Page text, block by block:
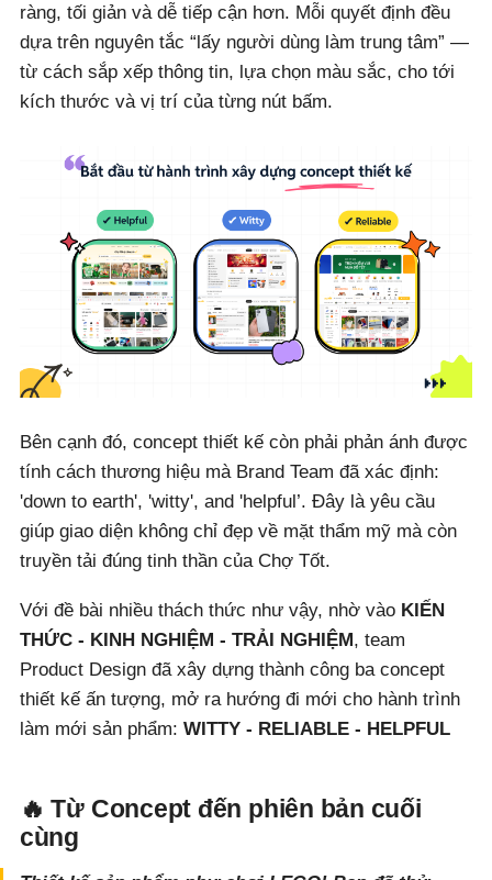
ràng, tối giản và dễ tiếp cận hơn. Mỗi quyết định đều
dựa trên nguyên tắc “lấy người dùng làm trung tâm” —
từ cách sắp xếp thông tin, lựa chọn màu sắc, cho tới
kích thước và vị trí của từng nút bấm.
Bên cạnh đó, concept thiết kế còn phải phản ánh được
tính cách thương hiệu mà Brand Team đã xác định:
'down to earth', 'witty', and 'helpful’. Đây là yêu cầu
giúp giao diện không chỉ đẹp về mặt thẩm mỹ mà còn
truyền tải đúng tinh thần của Chợ Tốt.
Với đề bài nhiều thách thức như vậy, nhờ vào KIẾN
THỨC - KINH NGHIỆM - TRẢI NGHIỆM, team
Product Design đã xây dựng thành công ba concept
thiết kế ấn tượng, mở ra hướng đi mới cho hành trình
làm mới sản phẩm: WITTY - RELIABLE - HELPFUL
🔥 Từ Concept đến phiên bản cuối
cùng